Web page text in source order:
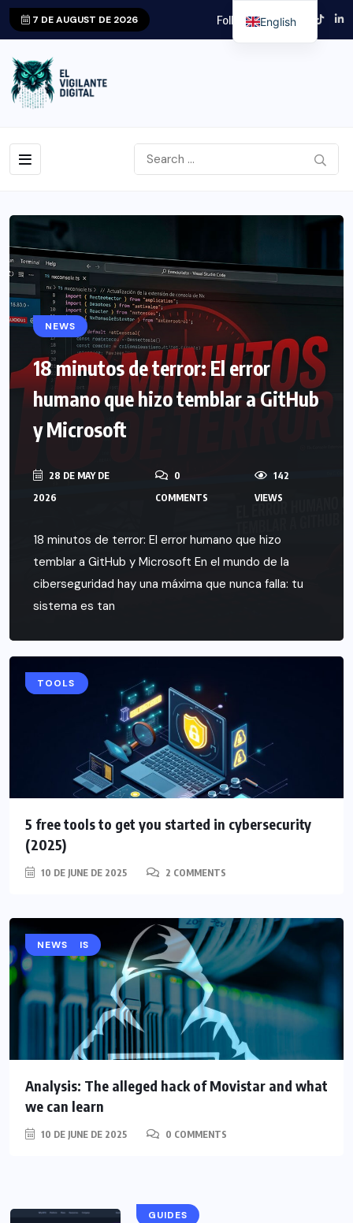
7 DE AUGUST DE 2026 Follow us!!
NEWS
18 minutos de terror: El error
humano que hizo temblar a GitHub
y Microsoft
28 DE MAY DE
2026
0
COMMENTS
142
VIEWS
18 minutos de terror: El error humano que hizo
temblar a GitHub y Microsoft En el mundo de la
ciberseguridad hay una máxima que nunca falla: tu
sistema es tan
GUIDES
TOOLS
5 free tools to get you started in cybersecurity
(2025)
10 DE JUNE DE 2025 2 COMMENTS
ANALYSIS
NEWS
Analysis: The alleged hack of Movistar and what
we can learn
10 DE JUNE DE 2025 0 COMMENTS
GUIDES
English